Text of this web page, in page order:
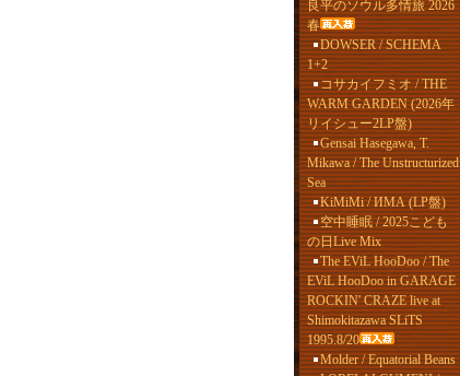
良平のソウル多情旅 2026
春
DOWSER / SCHEMA
1+2
コサカイフミオ / THE
WARM GARDEN (2026年
リイシュー2LP盤)
Gensai Hasegawa, T.
Mikawa / The Unstructurized
Sea
KiMiMi / ИМА (LP盤)
空中睡眠 / 2025こども
の日Live Mix
The EViL HooDoo / The
EViL HooDoo in GARAGE
ROCKIN' CRAZE live at
Shimokitazawa SLiTS
1995.8/20
Molder / Equatorial Beans